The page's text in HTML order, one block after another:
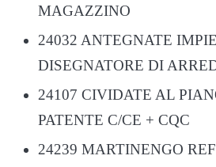
MAGAZZINO
24032 ANTEGNATE
DISEGNATORE DI
24107 CIVIDATE AL
PATENTE C/CE + CQC
24239 MARTINENGO